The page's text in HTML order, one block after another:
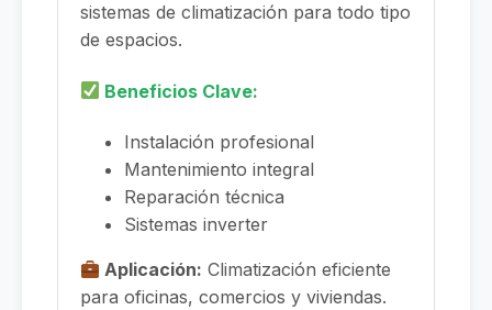
sistemas de climatización para todo tipo
de espacios.
Beneficios Clave:
Instalación profesional
Mantenimiento integral
Reparación técnica
Sistemas inverter
Aplicación: Climatización eficiente
para oficinas, comercios y viviendas.